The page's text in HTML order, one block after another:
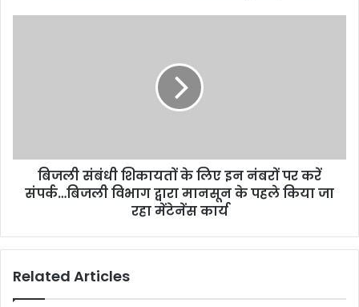
बिजली संबंधी शिकायतों के लिए इन नंबरों पर करें
संपर्क…बिजली विभाग द्वारा मानसून के पहले किया जा
रहा मेंटेनेंस कार्य
Related Articles